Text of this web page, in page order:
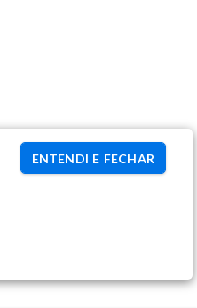
ENTENDI E FECHAR